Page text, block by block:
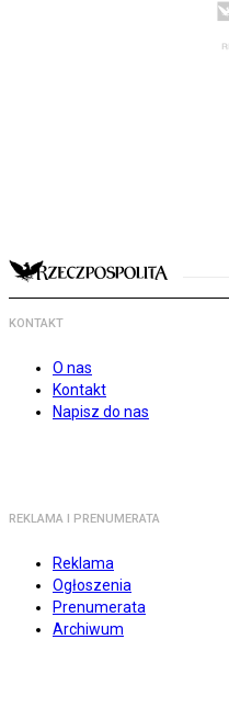
KONTAKT
O nas
Kontakt
Napisz do nas
REKLAMA I PRENUMERATA
Reklama
Ogłoszenia
Prenumerata
Archiwum